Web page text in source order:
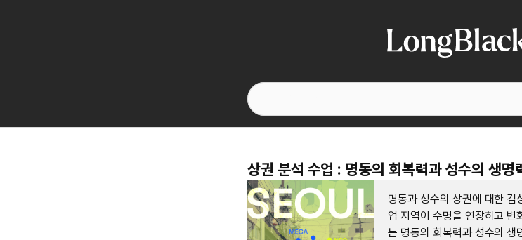
상권 분석 수업 : 명동의 회복력과 성수의 생명
명동과 성수의 상권에 대한
업 지역이 수명을 연장하고 변
는 명동의 회복력과 성수의 생